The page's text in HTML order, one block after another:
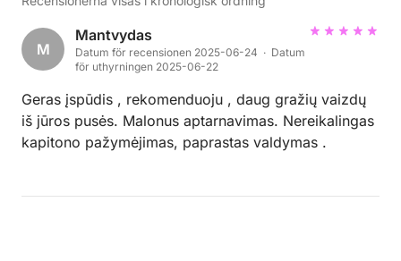
M
Mantvydas
Datum för recensionen 2025-06-24 · Datum
för uthyrningen 2025-06-22
Geras įspūdis , rekomenduoju , daug gražių vaizdų
iš jūros pusės. Malonus aptarnavimas. Nereikalingas
kapitono pažymėjimas, paprastas valdymas .